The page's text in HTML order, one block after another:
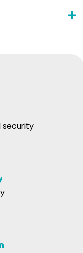
non può ancora
security